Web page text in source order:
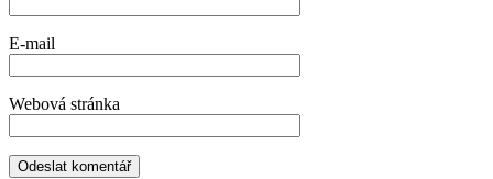
E-mail
Webová stránka